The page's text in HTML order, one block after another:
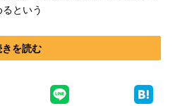
という
きを読む